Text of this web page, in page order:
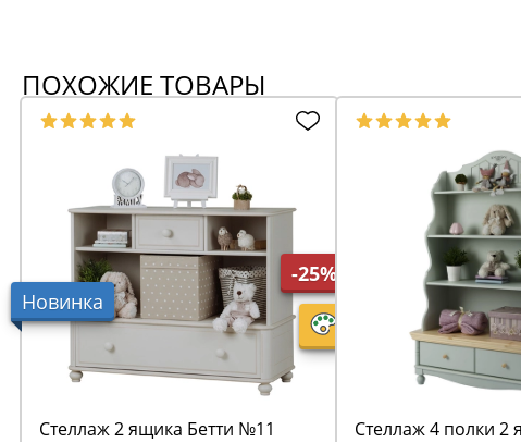
ПОХОЖИЕ ТОВАРЫ
Новинка
-25%
Стеллаж 2 ящика Бетти №11
Стеллаж 4 полки 2